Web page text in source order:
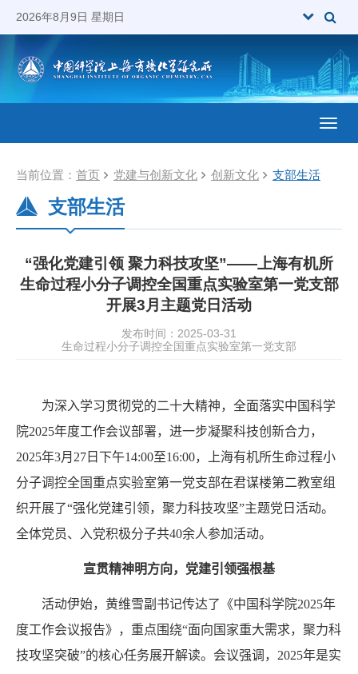
2026年8月9日 星期日
当前位置： 首页 党建与创新文化 创新文化 支部生活
支部生活
“强化党建引领 聚力科技攻坚”——上海有机所
生命过程小分子调控全国重点实验室第一党支部
开展3月主题党日活动
发布时间：2025-03-31
生命过程小分子调控全国重点实验室第一党支部
为深入学习贯彻党的二十大精神，全面落实中国科学
院2025年度工作会议部署，进一步凝聚科技创新合力，
2025年3月 27 日下午14:00至16:00，上海有机所生命过程小
分子调控全国重点实验室第一党支部在君谋楼第二教室组
织开展了“强化党建引领，聚力科技攻坚”主题党日活动。
全体党员、入党积极分子共40余人参加活动。
宣贯精神明方向，党建引领强根基
活动伊始，黄维雪副书记传达了《中国科学院2025年
度工作会议报告》，重点围绕“面向国家重大需求，聚力科
技攻坚突破”的核心任务展开解读。会议强调， 2025年是实